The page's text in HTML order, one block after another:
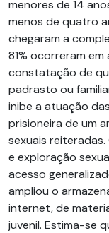
menores de 14
menos de quatro
chegaram a
81% ocorreram
constatação de
padrasto ou
inibe a atuação
prisioneira de um
sexuais
e exploração
acesso
ampliou o
internet, de
juvenil. Estima-se